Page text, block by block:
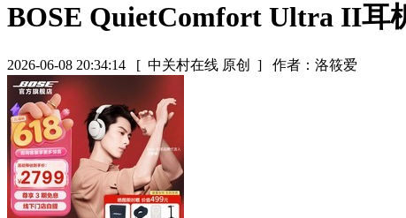
BOSE QuietComfort Ultra II耳
2026-06-08 20:34:14 [ 中关村在线 原创 ] 作者：洛筱爱